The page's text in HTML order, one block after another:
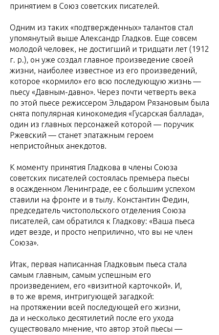
принятием в Союз советских писателей.
Одним из таких «подтвержденных» талантов стал
упомянутый выше Александр Гладков. Еще совсем
молодой человек, не достигший и тридцати лет (1912
г. р.), он уже создал главное произведение своей
жизни, наиболее известное из его произведений,
которое «кормило» его всю последующую жизнь —
пьесу «Давным-давно». Через почти четверть века
по этой пьесе режиссером Эльдаром Рязановым была
снята популярная кинокомедия «Гусарская баллада»,
один из главных персонажей которой — поручик
Ржевский — станет эпатажным героем
непристойных анекдотов.
К моменту принятия Гладкова в члены Союза
советских писателей состоялась премьера пьесы
в осажденном Ленинграде, ее с большим успехом
ставили на фронте и в тылу. Константин Федин,
председатель чистопольского отделения Союза
писателей, сам обратился к Гладкову: «Ваша пьеса
идет везде, и просто неприлично, что вы не член
Союза».
Итак, первая написанная Гладковым пьеса стала
самым главным, самым успешным его
произведением, его «визитной карточкой». И,
в то же время, интригующей загадкой:
на протяжении всей последующей его жизни,
да и несколько десятилетий после его ухода
существовало мнение, что автор этой пьесы —